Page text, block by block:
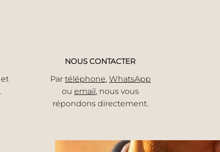
NOUS CONTACTER
Par téléphone, WhatsApp
ou email, nous vous
répondons directement.